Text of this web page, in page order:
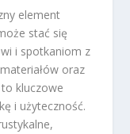
element
stać się
i spotkaniom z
oraz
kluczowe
i użyteczność.